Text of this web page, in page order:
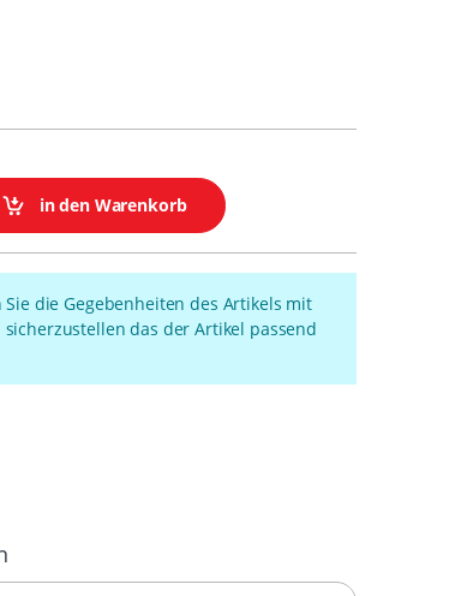
in den Warenkorb
die Gegebenheiten des Artikels mit
das der Artikel passend